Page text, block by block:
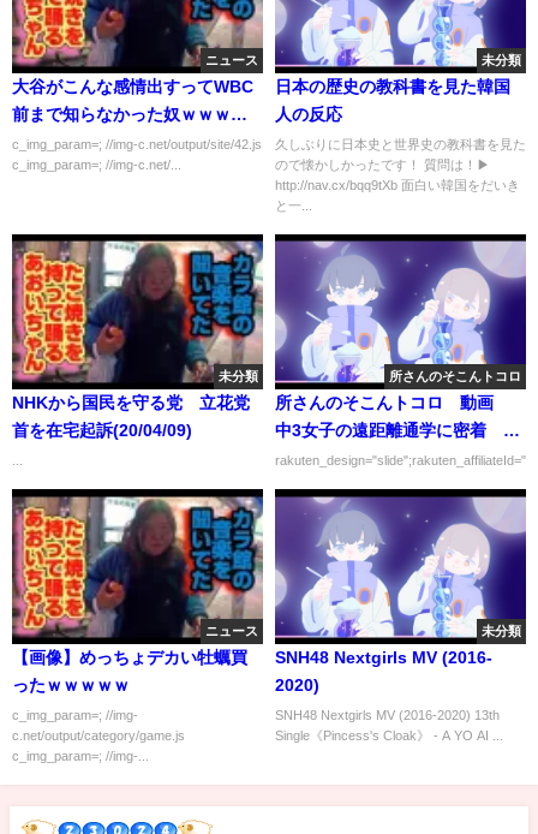
ニュース
大谷がこんな感情出すってWBC
前まで知らなかった奴ｗｗｗｗ
ｗ
c_img_param=; //img-c.net/output/site/42.js
c_img_param=; //img-c.net/...
未分類
日本の歴史の教科書を見た韓国
人の反応
久しぶりに日本史と世界史の教科書を見た
ので懐かしかったです！ 質問は！▶
http://nav.cx/bqq9tXb 面白い韓国をだいき
と一...
未分類
NHKから国民を守る党 立花党
首を在宅起訴(20/04/09)
所さんのそこんトコロ
所さんのそこんトコロ 動画
中3女子の遠距離通学に密着 4
月7日
ニュース
【画像】めっちょデカい牡蠣買
ったｗｗｗｗｗ
c_img_param=; //img-
c.net/output/category/game.js
c_img_param=; //img-...
未分類
SNH48 Nextgirls MV (2016-
2020)
SNH48 Nextgirls MV (2016-2020) 13th
Single《Pincess's Cloak》 - A YO AI ...